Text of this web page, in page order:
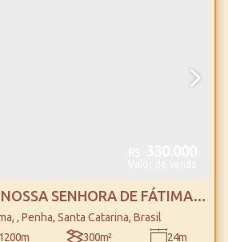
SENHORA DE FÁTIMA -
, Penha, Santa Catarina, Brasil
300m² 24m